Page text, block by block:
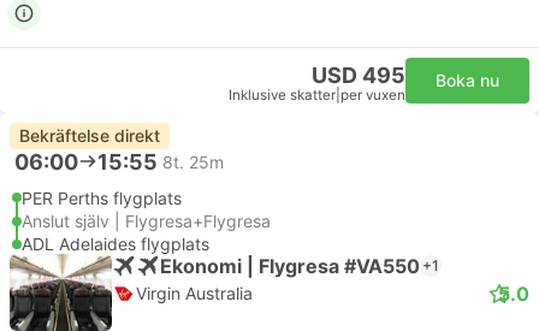
USD 495
Inklusive skatter per vuxen
Boka nu
Bekräftelse direkt
06:00 15:55 8t. 25m
PER Perths flygplats
Anslut själv | Flygresa+Flygresa
ADL Adelaides flygplats
Ekonomi | Flygresa #VA550 +1
Virgin Australia 5.0